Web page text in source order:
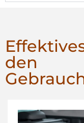
den